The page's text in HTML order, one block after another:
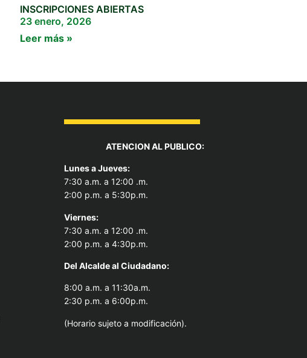
INSCRIPCIONES ABIERTAS
23 enero, 2026
Leer más »
ATENCION AL PUBLICO:
Lunes a Jueves:
7:30 a.m. a 12:00 .m.
2:00 p.m. a 5:30p.m.
Viernes:
7:30 a.m. a 12:00 .m.
2:00 p.m. a 4:30p.m.
Del Alcalde al Ciudadano:
8:00 a.m. a 11:30a.m.
2:30 p.m. a 6:00p.m.
(Horario sujeto a modificación).